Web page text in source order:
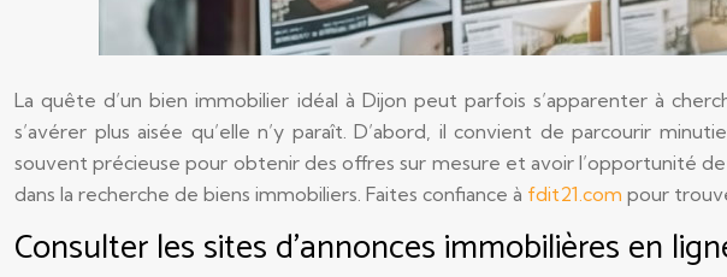
La quête d’un bien immobilier idéal à Dijon peut parfois s’apparenter à
s’avérer plus aisée qu’elle n’y paraît. D’abord, il convient de parcourir
souvent précieuse pour obtenir des offres sur mesure et avoir l’opportunité
dans la recherche de biens immobiliers. Faites confiance à fdit21.com pour
Consulter les sites d’annonces immobilières en